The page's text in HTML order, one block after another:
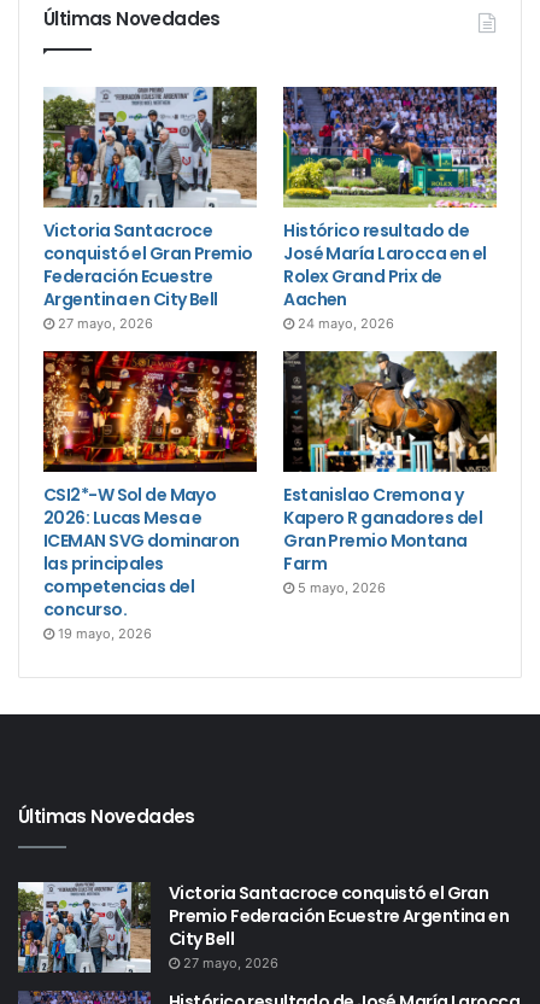
Últimas Novedades
Victoria Santacroce
conquistó el Gran Premio
Federación Ecuestre
Argentina en City Bell
27 mayo, 2026
Histórico resultado de
José María Larocca en el
Rolex Grand Prix de
Aachen
24 mayo, 2026
CSI2*-W Sol de Mayo
2026: Lucas Mesa e
ICEMAN SVG dominaron
las principales
competencias del
concurso.
19 mayo, 2026
Estanislao Cremona y
Kapero R ganadores del
Gran Premio Montana
Farm
5 mayo, 2026
Últimas Novedades
Victoria Santacroce conquistó el Gran
Premio Federación Ecuestre Argentina en
City Bell
27 mayo, 2026